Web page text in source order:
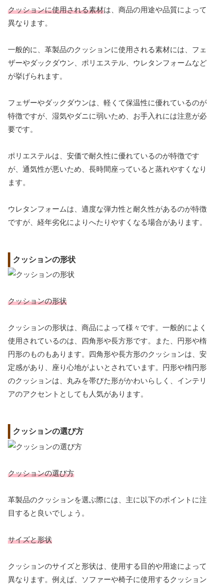
クッションに使用される素材は、商品の用途や品質によって
異なります。
一般的に、革製品のクッションに使用される素材には、フェ
ザーやダックダウン、ポリエステル、ウレタンフォームなど
が挙げられます。
フェザーやダックダウンは、軽くて保温性に優れているのが
特徴ですが、湿気やダニに弱いため、お手入れには注意が必
要です。
ポリエステルは、安価で耐久性に優れているのが特徴です
が、通気性が悪いため、長時間座っていると蒸れやすくなり
ます。
ウレタンフォームは、適度な弾力性と耐久性があるのが特徴
ですが、経年劣化によりへたりやすくなる場合があります。
クッションの形状
クッションの形状
クッションの形状は、商品によって様々です。一般的によく
使用されているのは、四角形や長方形です。また、円形や楕
円形のものもあります。四角形や長方形のクッションは、安
定感があり、座り心地がよいとされています。円形や楕円形
のクッションは、丸みを帯びた形がかわいらしく、インテリ
アのアクセントとしても人気があります。
クッションの選び方
クッションの選び方
革製品のクッションを選ぶ際には、主に以下のポイントに注
目すると良いでしょう。
サイズと形状
クッションのサイズと形状は、使用する目的や用途によって
異なります。例えば、ソファーや椅子に使用するクッション